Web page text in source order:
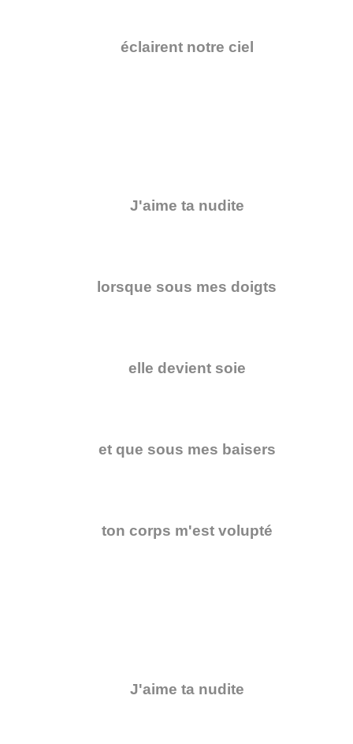
éclairent notre ciel
J'aime ta nudite
lorsque sous mes doigts
elle devient soie
et que sous mes baisers
ton corps m'est volupté
J'aime ta nudite